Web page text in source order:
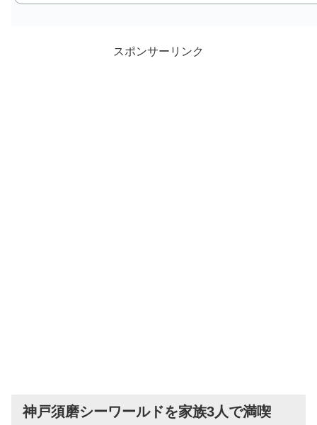
スポンサーリンク
神戸須磨シーワールドを家族3人で満喫